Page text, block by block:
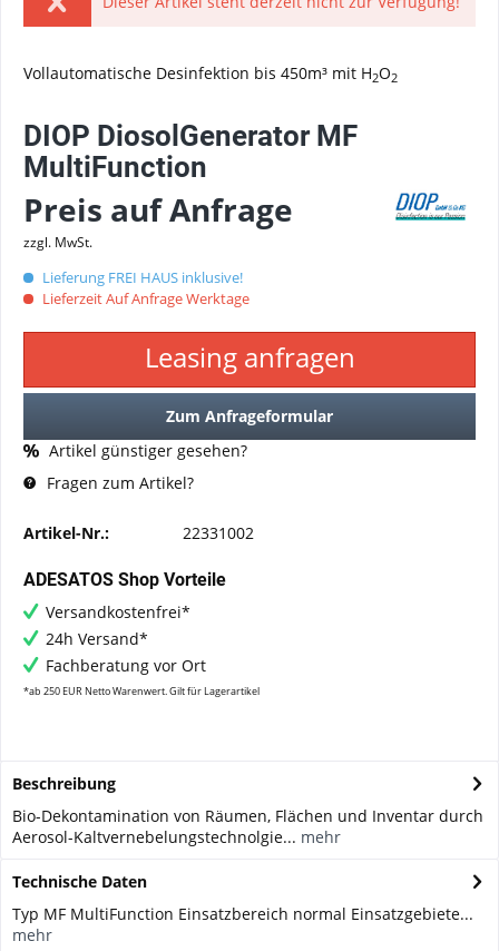
Vollautomatische Desinfektion bis 450m³ mit H2O2
DIOP DiosolGenerator MF
MultiFunction
Preis auf Anfrage
zzgl. MwSt.
Lieferung FREI HAUS inklusive!
Lieferzeit Auf Anfrage Werktage
Leasing anfragen
Zum Anfrageformular
Artikel günstiger gesehen?
Fragen zum Artikel?
Artikel-Nr.: 22331002
ADESATOS Shop Vorteile
Versandkostenfrei*
24h Versand*
Fachberatung vor Ort
*ab 250 EUR Netto Warenwert. Gilt für Lagerartikel
Beschreibung
Bio-Dekontamination von Räumen, Flächen und Inventar durch
Aerosol-Kaltvernebelungstechnolgie... mehr
Technische Daten
Typ MF MultiFunction Einsatzbereich normal Einsatzgebiete...
mehr